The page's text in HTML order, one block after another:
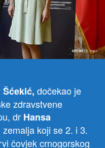
Šćekić, dočekao je
zdravstvene
dr Hansa
koji se 2. i 3.
čovjek crnogorskog